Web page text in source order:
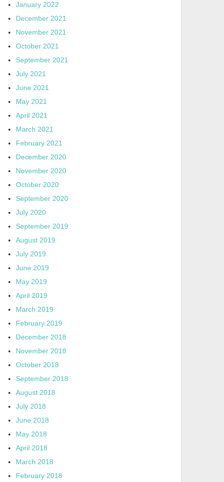
January 2022
December 2021
November 2021
October 2021
September 2021
July 2021
June 2021
May 2021
April 2021
March 2021
February 2021
December 2020
November 2020
October 2020
September 2020
July 2020
September 2019
August 2019
July 2019
June 2019
May 2019
April 2019
March 2019
February 2019
December 2018
November 2018
October 2018
September 2018
August 2018
July 2018
June 2018
May 2018
April 2018
March 2018
February 2018